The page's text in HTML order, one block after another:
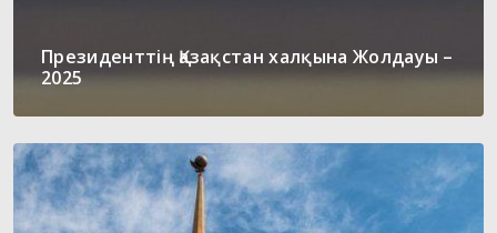
Президенттің Қазақстан халқына Жолдауы –
2025